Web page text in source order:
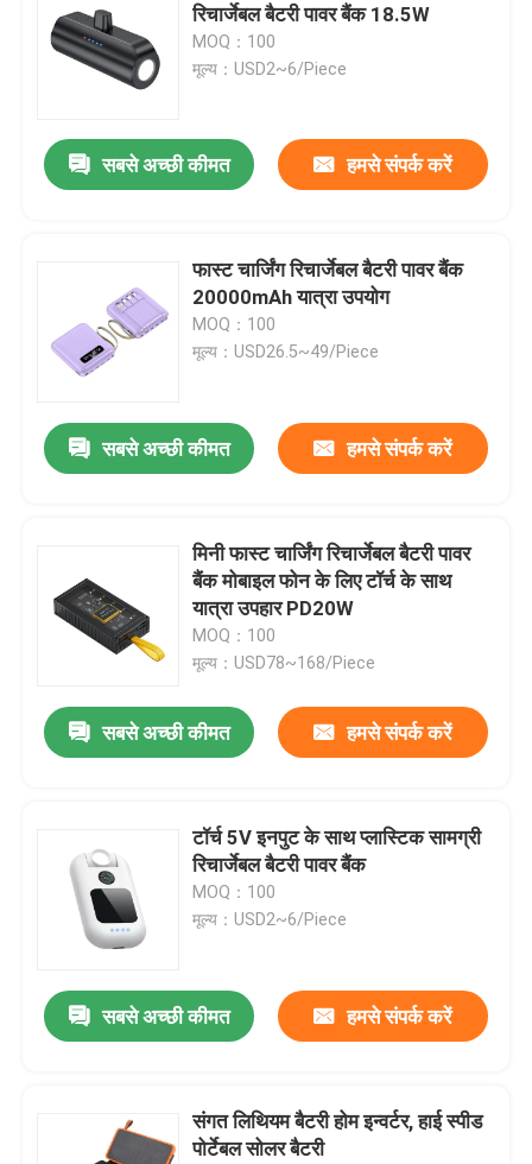
रिचार्जेबल बैटरी पावर बैंक 18.5W
MOQ：100
मूल्य：USD2~6/Piece
सबसे अच्छी कीमत हमसे संपर्क करें
फास्ट चार्जिंग रिचार्जेबल बैटरी पावर बैंक
20000mAh यात्रा उपयोग
MOQ：100
मूल्य：USD26.5~49/Piece
सबसे अच्छी कीमत हमसे संपर्क करें
मिनी फास्ट चार्जिंग रिचार्जेबल बैटरी पावर
बैंक मोबाइल फोन के लिए टॉर्च के साथ
यात्रा उपहार PD20W
MOQ：100
मूल्य：USD78~168/Piece
सबसे अच्छी कीमत हमसे संपर्क करें
टॉर्च 5V इनपुट के साथ प्लास्टिक सामग्री
रिचार्जेबल बैटरी पावर बैंक
MOQ：100
मूल्य：USD2~6/Piece
सबसे अच्छी कीमत हमसे संपर्क करें
संगत लिथियम बैटरी होम इन्वर्टर, हाई स्पीड
पोर्टेबल सोलर बैटरी